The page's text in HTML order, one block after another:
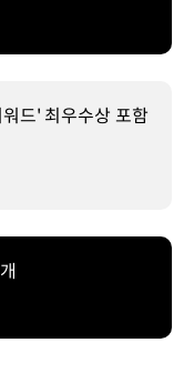
드' 최우수상 포함